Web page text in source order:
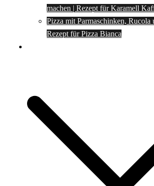
machen | Rezept für Karamell
Pizza mit Parmaschinken, Rucola
Rezept für Pizza Bianca